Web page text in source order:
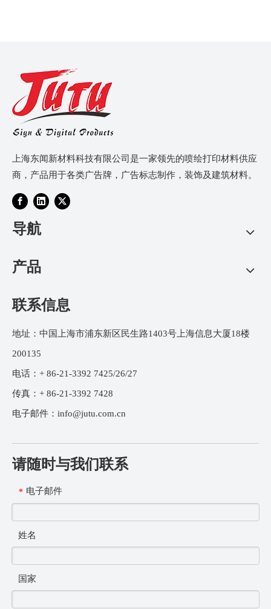
上海东闻新材料科技有限公司是一家领先的喷绘打印材料供应
商，产品用于各类广告牌，广告标志制作，装饰及建筑材料。
导航
产品
联系信息
地址：中国上海市浦东新区民生路1403号上海信息大厦18楼
200135
电话：+ 86-21-3392 7425/26/27
传真：+ 86-21-3392 7428
电子邮件： info@jutu.com.cn
请随时与我们联系
* 电子邮件
姓名
国家